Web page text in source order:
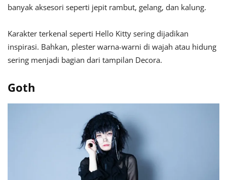
banyak aksesori seperti jepit rambut, gelang, dan kalung.
Karakter terkenal seperti Hello Kitty sering dijadikan
inspirasi. Bahkan, plester warna-warni di wajah atau hidung
sering menjadi bagian dari tampilan Decora.
Goth